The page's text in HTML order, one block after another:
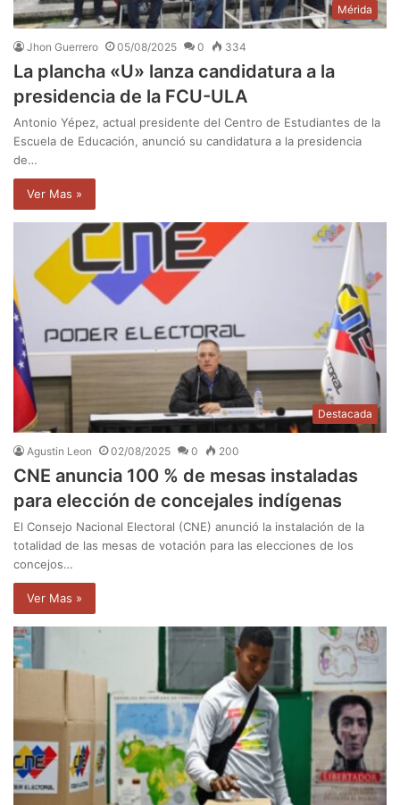
Mérida
Jhon Guerrero 05/08/2025 0 334
La plancha «U» lanza candidatura a la
presidencia de la FCU-ULA
Antonio Yépez, actual presidente del Centro de Estudiantes de la
Escuela de Educación, anunció su candidatura a la presidencia
de…
Ver Mas »
Destacada
Agustin Leon 02/08/2025 0 200
CNE anuncia 100 % de mesas instaladas
para elección de concejales indígenas
El Consejo Nacional Electoral (CNE) anunció la instalación de la
totalidad de las mesas de votación para las elecciones de los
concejos…
Ver Mas »